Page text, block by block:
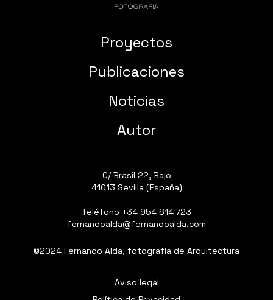
Proyectos
Publicaciones
Noticias
Autor
C/ Brasil 22, Bajo
41013 Sevilla (España)
Teléfono +34 954 614 723
fernandoalda@fernandoalda.com
©2024 Fernando Alda, fotografía de Arquitectura
Aviso legal